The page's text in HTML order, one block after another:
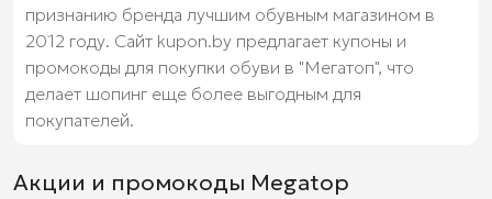
признанию бренда лучшим обувным магазином в
2012 году. Сайт kupon.by предлагает купоны и
промокоды для покупки обуви в "Мегатоп", что
делает шопинг еще более выгодным для
покупателей.
Акции и промокоды Megatop